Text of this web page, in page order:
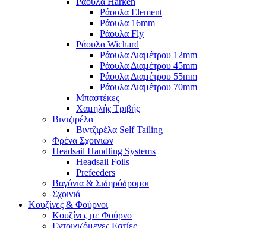
Ράουλα Element
Ράουλα 16mm
Ράουλα Fly
Ράουλα Wichard
Ράουλα Διαμέτρου 12mm
Ράουλα Διαμέτρου 45mm
Ράουλα Διαμέτρου 55mm
Ράουλα Διαμέτρου 70mm
Μπαστέκες
Χαμηλής Τριβής
Βιντζιρέλα
Βιντζιρέλα Self Tailing
Φρένα Σχοινιών
Headsail Handling Systems
Headsail Foils
Prefeeders
Βαγόνια & Σιδηρόδρομοι
Σχοινιά
Κουζίνες & Φούρνοι
Κουζίνες με Φούρνο
Εντοιχιζόμενες Εστίες